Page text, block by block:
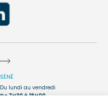
SÉNÉ
Du lundi au vendredi
De 7H30 à 18H00